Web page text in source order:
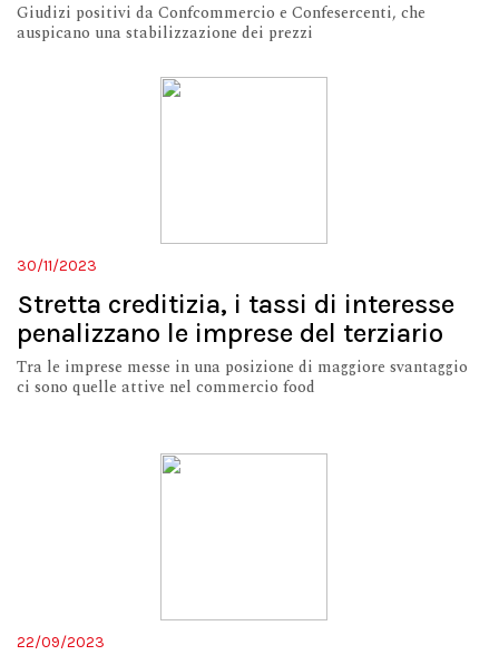
Giudizi positivi da Confcommercio e Confesercenti, che
auspicano una stabilizzazione dei prezzi
30/11/2023
Stretta creditizia, i tassi di interesse
penalizzano le imprese del terziario
Tra le imprese messe in una posizione di maggiore svantaggio
ci sono quelle attive nel commercio food
22/09/2023